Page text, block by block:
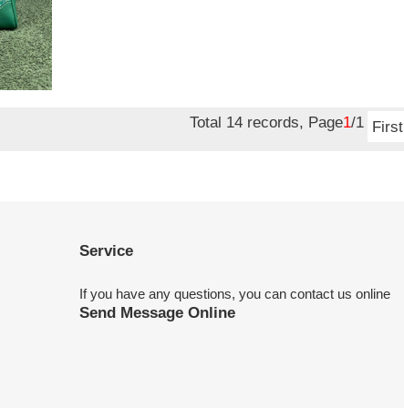
Total 14 records, Page1/1 First
Service
If you have any questions, you can contact us online
Send Message Online